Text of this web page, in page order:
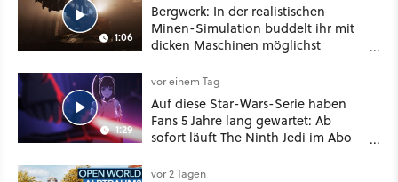
1:06
Bergwerk: In der realistischen
Minen-Simulation buddelt ihr mit
dicken Maschinen möglichst
1:29
vor einem Tag
Auf diese Star-Wars-Serie haben
Fans 5 Jahre lang gewartet: Ab
sofort läuft The Ninth Jedi im Abo
vor 2 Tagen